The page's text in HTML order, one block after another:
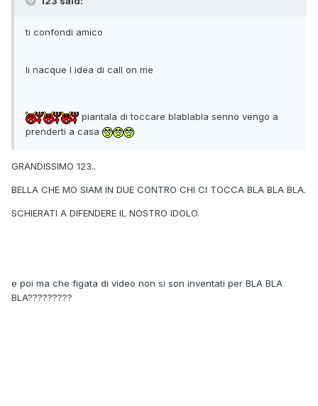
ti confondi amico
li nacque l idea di call on me
piantala di toccare blablabla senno vengo a
prenderti a casa
GRANDISSIMO 123..
BELLA CHE MO SIAM IN DUE CONTRO CHI CI TOCCA BLA BLA BLA.
SCHIERATI A DIFENDERE IL NOSTRO IDOLO.
e poi ma che figata di video non si son inventati per BLA BLA
BLA?????????